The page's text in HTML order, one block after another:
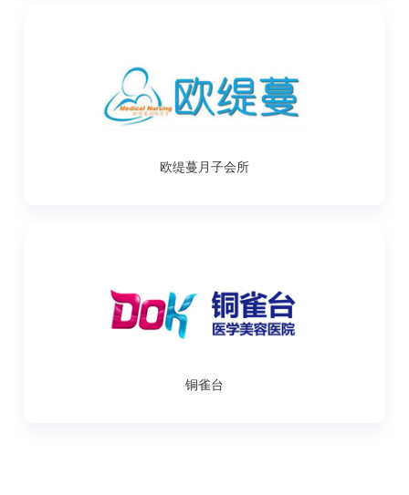
欧缇蔓月子会所
铜雀台